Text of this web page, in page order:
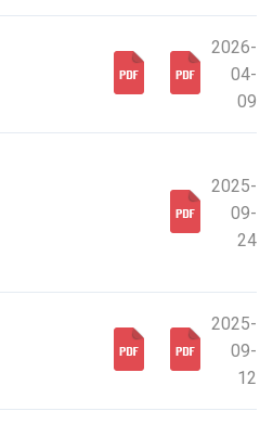
2026-
04-
09
2025-
09-
24
2025-
09-
12